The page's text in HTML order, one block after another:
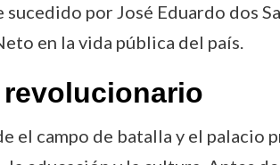
sucedido por José Eduardo dos
en la vida pública del país.
el campo de batalla y el palacio